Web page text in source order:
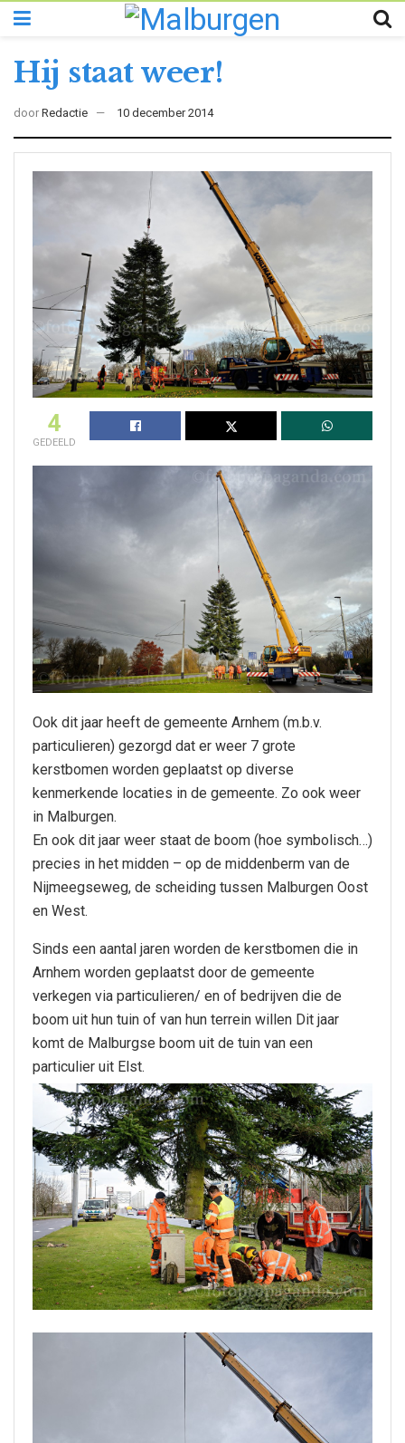
Hij staat weer!
door Redactie 10 december 2014
4
GEDEELD
Ook dit jaar heeft de gemeente Arnhem (m.b.v.
particulieren) gezorgd dat er weer 7 grote
kerstbomen worden geplaatst op diverse
kenmerkende locaties in de gemeente. Zo ook weer
in Malburgen.
En ook dit jaar weer staat de boom (hoe symbolisch…)
precies in het midden – op de middenberm van de
Nijmeegseweg, de scheiding tussen Malburgen Oost
en West.
Sinds een aantal jaren worden de kerstbomen die in
Arnhem worden geplaatst door de gemeente
verkegen via particulieren/ en of bedrijven die de
boom uit hun tuin of van hun terrein willen Dit jaar
komt de Malburgse boom uit de tuin van een
particulier uit Elst.